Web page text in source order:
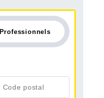
Professionnels